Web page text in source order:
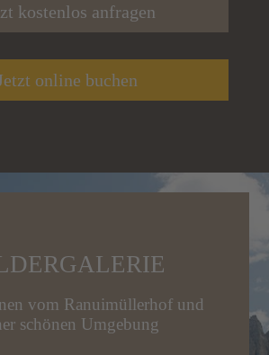
kostenlos anfragen
online buchen
vom Ranuimüllerhof und
schönen Umgebung